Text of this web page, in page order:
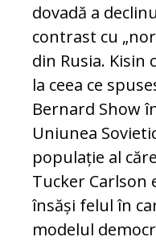
dovadă a
contrast cu
din Rusia. Kisin
la ceea ce
Bernard Show
Uniunea
populație al
Tucker Carlson
însăși felul în
modelul